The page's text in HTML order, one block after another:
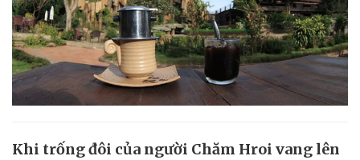
Khi trống đôi của người Chăm Hroi vang lên